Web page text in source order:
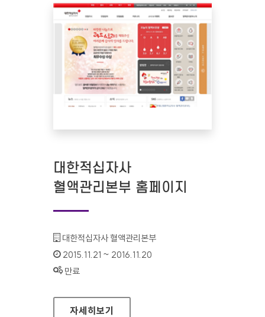
대한적십자사
혈액관리본부 홈페이지
기관명 :
대한적십자사 혈액관리본부
인증기간 :
2015.11.21 ~ 2016.11.20
상태 :
만료
대한적십자사 혈액관리본부 홈페이지
자세히보기